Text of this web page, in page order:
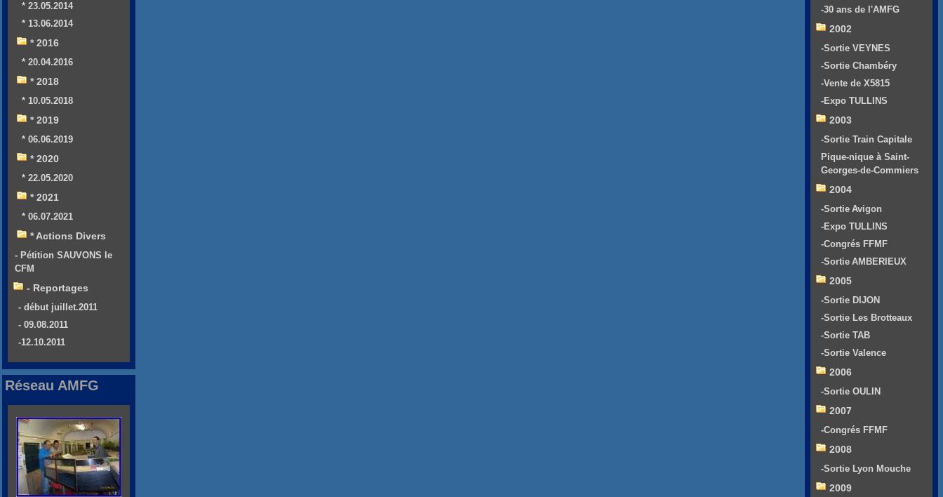
* 23.05.2014
* 13.06.2014
* 2016
* 20.04.2016
* 2018
* 10.05.2018
* 2019
* 06.06.2019
* 2020
* 22.05.2020
* 2021
* 06.07.2021
* Actions Divers
- Pétition SAUVONS le
CFM
- Reportages
- début juillet.2011
- 09.08.2011
-12.10.2011
Réseau AMFG
-30 ans de l'AMFG
2002
-Sortie VEYNES
-Sortie Chambéry
-Vente de X5815
-Expo TULLINS
2003
-Sortie Train Capitale
Pique-nique à Saint-
Georges-de-Commiers
2004
-Sortie Avigon
-Expo TULLINS
-Congrés FFMF
-Sortie AMBERIEUX
2005
-Sortie DIJON
-Sortie Les Brotteaux
-Sortie TAB
-Sortie Valence
2006
-Sortie OULIN
2007
-Congrés FFMF
2008
-Sortie Lyon Mouche
2009